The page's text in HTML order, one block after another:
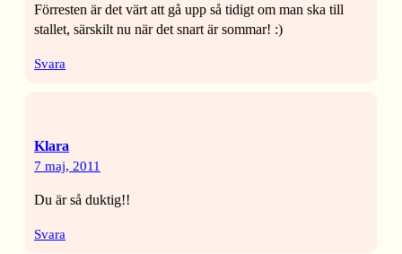
Förresten är det värt att gå upp så tidigt om man ska till
stallet, särskilt nu när det snart är sommar! :)
Svara
Klara
7 maj, 2011
Du är så duktig!!
Svara